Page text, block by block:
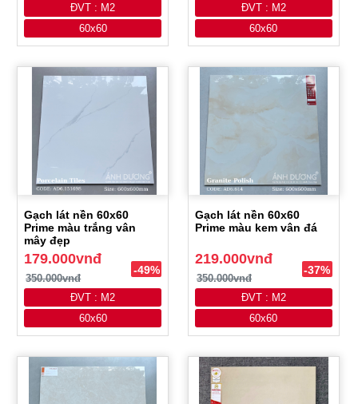
ĐVT : M2
60x60
ĐVT : M2
60x60
Gạch lát nền 60x60
Prime màu trắng vân
mây đẹp
179.000vnđ
350.000vnđ
-49%
ĐVT : M2
60x60
Gạch lát nền 60x60
Prime màu kem vân đá
219.000vnđ
350.000vnđ
-37%
ĐVT : M2
60x60